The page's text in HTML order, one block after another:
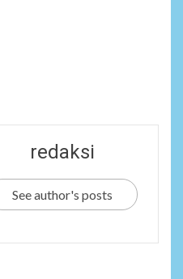
redaksi
See author's posts